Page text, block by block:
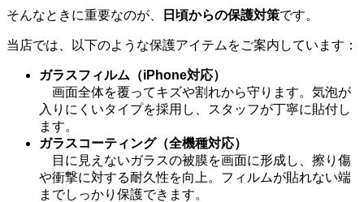
そんなときに重要なのが、 日頃からの保護対策です。
当店では、以下のような保護アイテムをご案内しています：
ガラスフィルム（iPhone対応）
画面全体を覆ってキズや割れから守ります。気泡が
入りにくいタイプを採用し、スタッフが丁寧に貼付し
ます。
ガラスコーティング（全機種対応）
目に見えないガラスの被膜を画面に形成し、擦り傷
や衝撃に対する耐久性を向上。フィルムが貼れない端
までしっかり保護できます。